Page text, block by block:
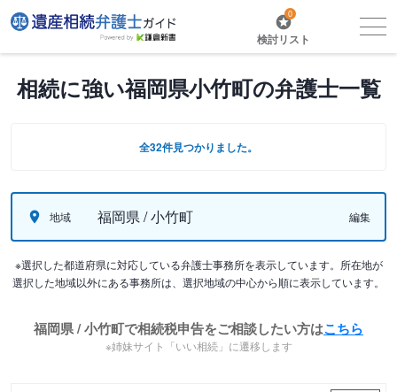
0
検討リスト
相続に強い福岡県小竹町の弁護士一覧
全32件見つかりました。
地域 福岡県 / 小竹町 編集
※選択した都道府県に対応している弁護士事務所を表示しています。所在地が
選択した地域以外にある事務所は、選択地域の中心から順に表示しています。
福岡県 / 小竹町で相続税申告をご相談したい方はこちら
※姉妹サイト「いい相続」に遷移します